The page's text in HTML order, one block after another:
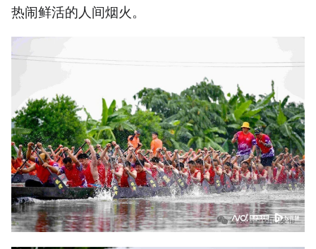
热闹鲜活的人间烟火。